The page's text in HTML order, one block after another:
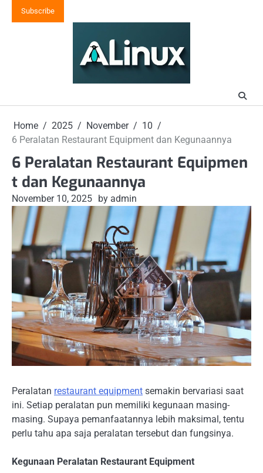
Subscribe
Home 2025 November
10
6 Peralatan Restaurant Equipment dan Kegunaannya
6 Peralatan Restaurant Equipmen
t dan Kegunaannya
November 10, 2025 by admin
Peralatan restaurant equipment semakin bervariasi saat
ini. Setiap peralatan pun memiliki kegunaan masing-
masing. Supaya pemanfaatannya lebih maksimal, tentu
perlu tahu apa saja peralatan tersebut dan fungsinya.
Kegunaan Peralatan Restaurant Equipment